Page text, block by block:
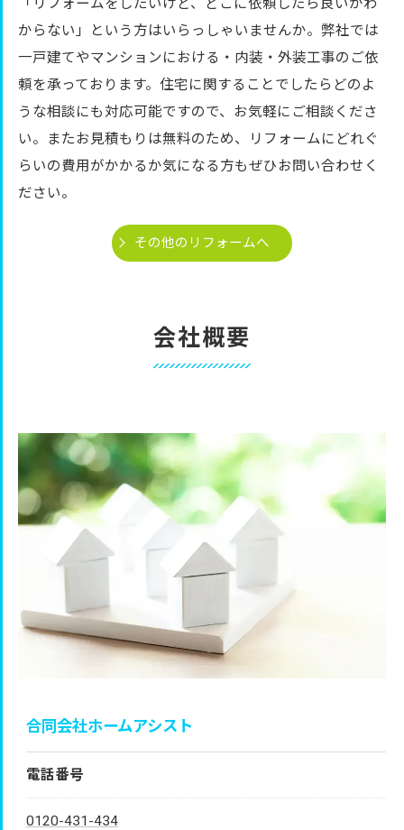
「リフォームをしたいけど、どこに依頼したら良いかわ
からない」という方はいらっしゃいませんか。弊社では
一戸建てやマンションにおける・内装・外装工事のご依
頼を承っております。住宅に関することでしたらどのよ
うな相談にも対応可能ですので、お気軽にご相談くださ
い。またお見積もりは無料のため、リフォームにどれぐ
らいの費用がかかるか気になる方もぜひお問い合わせく
ださい。
その他のリフォームへ
会社概要
合同会社ホームアシスト
電話番号
0120-431-434